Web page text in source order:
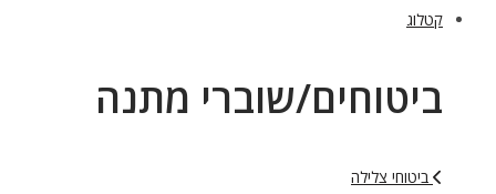
קטלוג
ביטוחים/שוברי מתנה
ביטוחי צלילה